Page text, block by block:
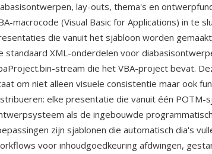
lay-outs, thema's en
macrocode (Visual Basic for Applications) in te
die vanuit het sjabloon worden
standaard XML-onderdelen voor
stream die het VBA-project bevat.
om niet alleen visuele consistentie maar ook
elke presentatie die vanuit één
als de ingebouwde
zijn sjablonen die automatisch dia's
voor inhoudgoedkeuring afdwingen,